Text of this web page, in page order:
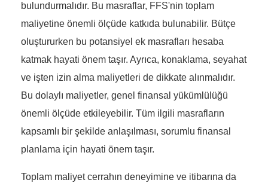
bulundurmalıdır. Bu masraflar, FFS'nin toplam
maliyetine önemli ölçüde katkıda bulunabilir. Bütçe
oluştururken bu potansiyel ek masrafları hesaba
katmak hayati önem taşır. Ayrıca, konaklama, seyahat
ve işten izin alma maliyetleri de dikkate alınmalıdır.
Bu dolaylı maliyetler, genel finansal yükümlülüğü
önemli ölçüde etkileyebilir. Tüm ilgili masrafların
kapsamlı bir şekilde anlaşılması, sorumlu finansal
planlama için hayati önem taşır.
Toplam maliyet cerrahın deneyimine ve itibarına da